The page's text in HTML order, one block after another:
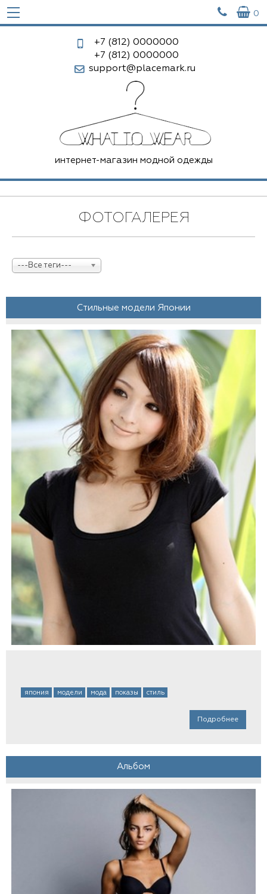
  0
+7 (812) 0000000
+7 (812) 0000000
support@placemark.ru
интернет-магазин модной одежды
ФОТОГАЛЕРЕЯ
---Все теги---
Стильные модели Японии
япония модели мода показы стиль
Подробнее
Альбом